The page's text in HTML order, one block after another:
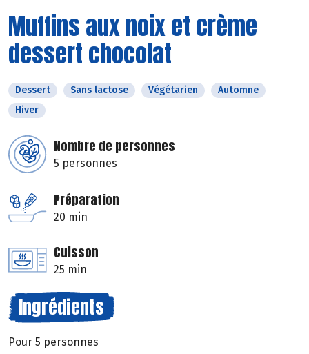
Muffins aux noix et crème
dessert chocolat
Dessert Sans lactose Végétarien
Automne
Hiver
Nombre de personnes
5 personnes
Préparation
20 min
Cuisson
25 min
Ingrédients
Pour 5 personnes